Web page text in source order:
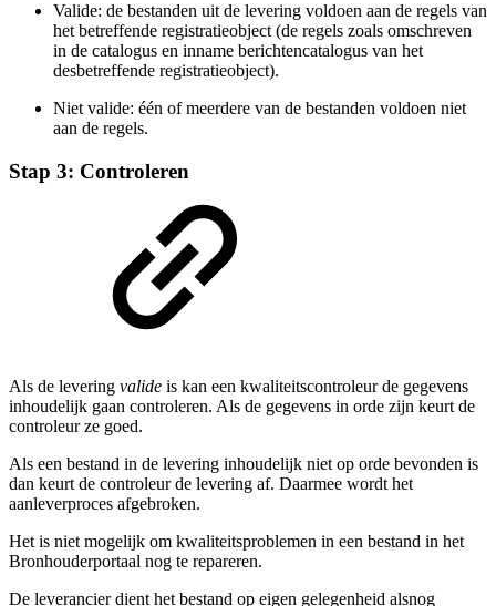
Valide: de bestanden uit de levering voldoen aan de regels van
het betreffende registratieobject (de regels zoals omschreven
in de catalogus en inname berichtencatalogus van het
desbetreffende registratieobject).
Niet valide: één of meerdere van de bestanden voldoen niet
aan de regels.
Stap 3: Controleren
Als de levering valide is kan een kwaliteitscontroleur de gegevens
inhoudelijk gaan controleren. Als de gegevens in orde zijn keurt de
controleur ze goed.
Als een bestand in de levering inhoudelijk niet op orde bevonden is
dan keurt de controleur de levering af. Daarmee wordt het
aanleverproces afgebroken.
Het is niet mogelijk om kwaliteitsproblemen in een bestand in het
Bronhouderportaal nog te repareren.
De leverancier dient het bestand op eigen gelegenheid alsnog